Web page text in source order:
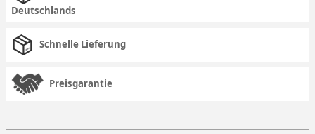
Deutschlands
Schnelle Lieferung
Preisgarantie